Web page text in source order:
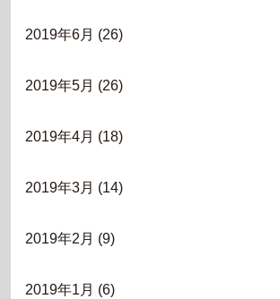
2019年6月 (26)
2019年5月 (26)
2019年4月 (18)
2019年3月 (14)
2019年2月 (9)
2019年1月 (6)